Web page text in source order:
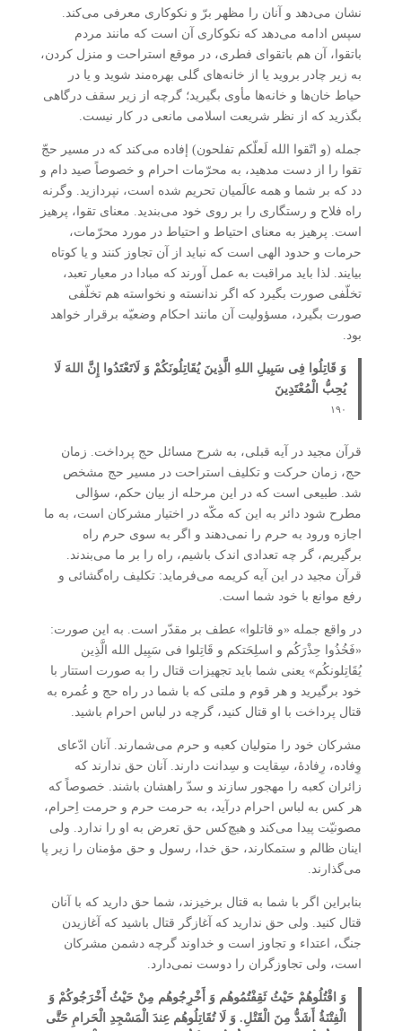
نشان می‌دهد و آنان را مظهر برّ و نکوکاری معرفی می‌کند.
سپس ادامه می‌دهد که نکوکاری آن است که مانند مردم
باتقوا، آن هم باتقوای فطری، در موقع استراحت و منزل کردن،
به زیر چادر بروید یا از خانه‌های گلی بهره‌مند شوید و یا در
حیاط خان‌ها و خانه‌ها مأوی بگیرید؛ گرچه از زیر سقف درگاهی
بگذرید که از نظر شریعت اسلامی مانعی در کار نیست.
جمله (و اتّقوا الله لَعلّکم تفلحون) إفاده می‌کند که در مسیر حجّ
تقوا را از دست مدهید، به محرّمات احرام و خصوصاً صید دام و
دد که بر شما و همه عالَمیان تحریم شده است، نپردازید. وگرنه
راه فلاح و رستگاری را بر روی خود می‌بندید. معنای تقوا، پرهیز
است. پرهیز به معنای احتیاط و احتیاط در مورد محرّمات،
حرمات و حدود الهی است که نباید از آن تجاوز کنند و یا کوتاه
بیایند. لذا باید مراقبت به عمل آورند که مبادا در معیار تعبد،
تخلّفی صورت بگیرد که اگر ندانسته و نخواسته هم تخلّفی
صورت بگیرد، مسؤولیت آن مانند احکام وضعیّه برقرار خواهد
بود.
وَ قَاتِلُوا فِی سَبِیلِ اللهِ الَّذِینَ یُقَاتِلُونَکُمْ وَ لَاتَعْتَدُوا إِنَّ اللهَ لَا
یُحِبُّ الْمُعْتَدِینَ
۱۹۰
قرآن مجید در آیه قبلی، به شرح مسائل حج پرداخت. زمان
حج، زمان حرکت و تکلیف استراحت در مسیر حج مشخص
شد. طبیعی است که در این مرحله از بیان حکم، سؤالی
مطرح شود دائر به این که مکّه در اختیار مشرکان است، به ما
اجازه ورود به حرم را نمی‌دهند و اگر به سوی حرم راه
برگیریم، گر چه تعدادی اندک باشیم، راه را بر ما می‌بندند.
قرآن مجید در این آیه کریمه می‌فرماید: تکلیف راه‌گشائی و
رفع موانع با خود شما است.
در واقع جمله «و قاتلوا» عطف بر مقدّر است. به این صورت:
«فَخُذُوا حِذْرَکُم و اسلِحَتکم و قَاتِلوا فی سَبِیل الله الَّذِین
یُقَاتِلونکُم» یعنی شما باید تجهیزات قتال را به صورت استتار با
خود برگیرید و هر قوم و ملتی که با شما در راه حج و عُمره به
قتال پرداخت با او قتال کنید، گرچه در لباس احرام باشید.
مشرکان خود را متولیان کعبه و حرم می‌شمارند. آنان ادّعای
وِفاده، رِفادۀ، سِقایت و سِدانت دارند. آنان حق ندارند که
زائران کعبه را مهجور سازند و سدّ راهشان باشند. خصوصاً که
هر کس به لباس احرام درآید، به حرمت حرم و حرمت اِحرام،
مصونیّت پیدا می‌کند و هیچ‌کس حق تعرض به او را ندارد. ولی
اینان ظالم و ستمکارند، حق خدا، رسول و حق مؤمنان را زیر پا
می‌گذارند.
بنابراین اگر با شما به قتال برخیزند، شما حق دارید که با آنان
قتال کنید. ولی حق ندارید که آغازگر قتال باشید که آغازیدن
جنگ، اعتداء و تجاوز است و خداوند گرچه دشمن مشرکان
است، ولی تجاوزگران را دوست نمی‌دارد.
وَ اقْتُلُوهُمْ حَیْثُ ثَقِفْتُمُوهُم وَ أَخْرِجُوهُم مِنْ حَیْثُ أَخْرَجُوکُمْ وَ
الْفِتْنَۀُ أَشَدُّ مِنَ الْقَتْلِ. وَ لَا تُقَاتِلُوهُم عِندَ الْمَسْجِدِ الْحَرامِ حَتَّی